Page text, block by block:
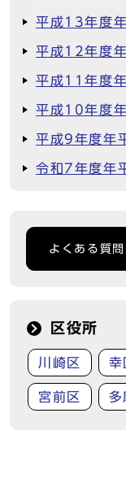
平成13年度
平成12年度
平成11年度
平成10年度
平成9年度年
令和7年度年
よくある質
区役所
川崎区 幸
宮前区 多